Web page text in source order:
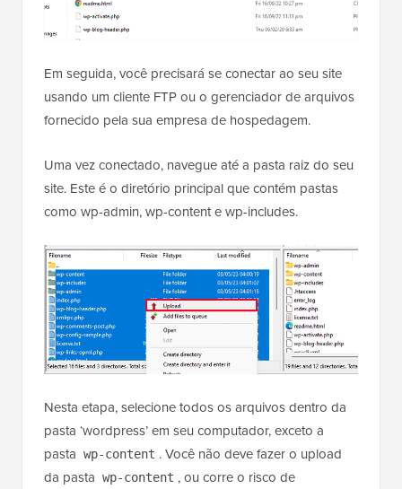
Em seguida, você precisará se conectar ao seu site
usando um cliente FTP ou o gerenciador de arquivos
fornecido pela sua empresa de hospedagem.
Uma vez conectado, navegue até a pasta raiz do seu
site. Este é o diretório principal que contém pastas
como wp-admin, wp-content e wp-includes.
Nesta etapa, selecione todos os arquivos dentro da
pasta ‘wordpress’ em seu computador, exceto a
pasta wp-content . Você não deve fazer o upload
da pasta wp-content , ou corre o risco de